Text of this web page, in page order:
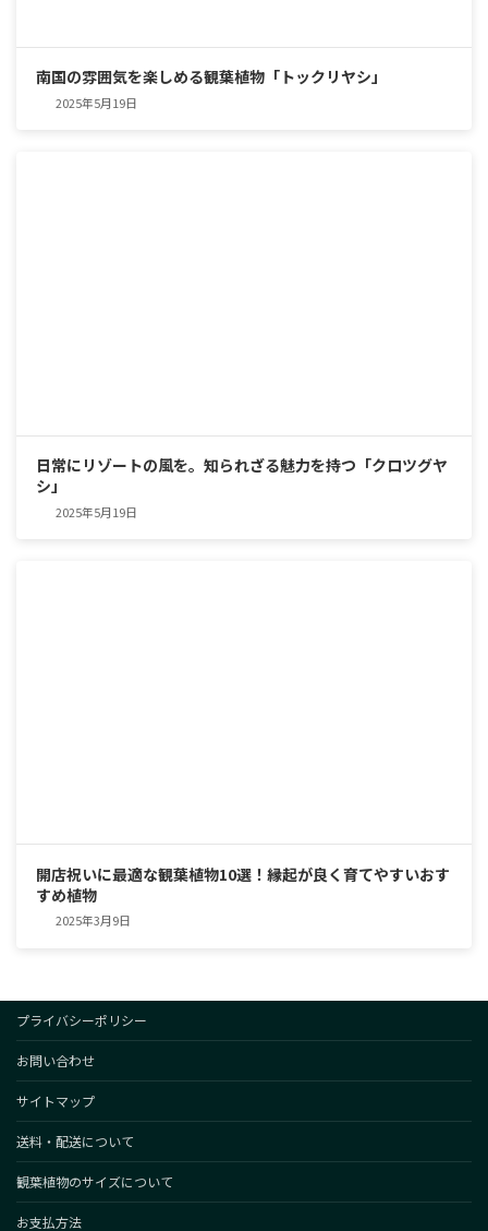
南国の雰囲気を楽しめる観葉植物「トックリヤシ」
2025年5月19日
日常にリゾートの風を。知られざる魅力を持つ「クロツグヤ
シ」
2025年5月19日
開店祝いに最適な観葉植物10選！縁起が良く育てやすいおす
すめ植物
2025年3月9日
プライバシーポリシー
お問い合わせ
サイトマップ
送料・配送について
観葉植物のサイズについて
お支払方法